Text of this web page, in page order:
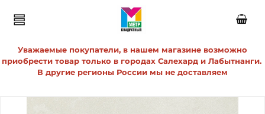
Уважаемые покупатели, в нашем магазине возможно
приобрести товар только в городах Салехард и Лабытнанги.
В другие регионы России мы не доставляем